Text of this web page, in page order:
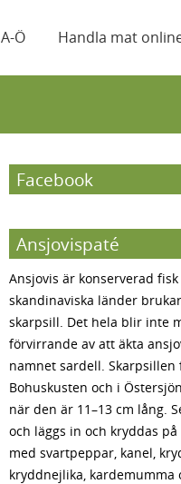
A-Ö Handla mat
Facebook
Ansjovispaté
Ansjovis är konserverad fisk
skandinaviska länder
skarpsill. Det hela blir inte
förvirrande av att äkta
namnet sardell. Skarpsillen
Bohuskusten och i
när den är 11–13 cm lång.
och läggs in och kryddas
med svartpeppar, kanel,
kryddnejlika, kardemumma